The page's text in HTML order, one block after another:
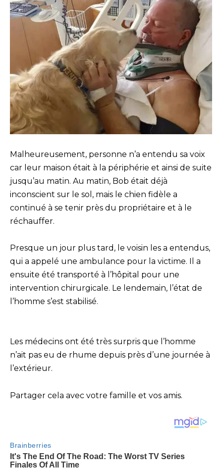
Malheureusement, personne n’a entendu sa voix
car leur maison était à la périphérie et ainsi de suite
jusqu’au matin. Au matin, Bob était déjà
inconscient sur le sol, mais le chien fidèle a
continué à se tenir près du propriétaire et à le
réchauffer.
Presque un jour plus tard, le voisin les a entendus,
qui a appelé une ambulance pour la victime. Il a
ensuite été transporté à l’hôpital pour une
intervention chirurgicale. Le lendemain, l’état de
l’homme s’est stabilisé.
Les médecins ont été très surpris que l’homme
n’ait pas eu de rhume depuis près d’une journée à
l’extérieur.
Partager cela avec votre famille et vos amis.